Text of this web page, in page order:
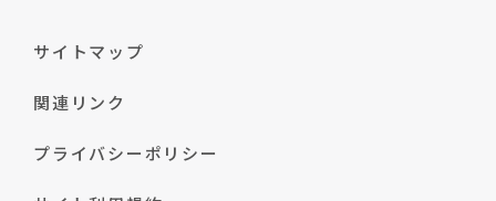
サイトマップ
関連リンク
プライバシーポリシー